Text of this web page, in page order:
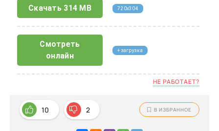
Скачать 314 MB 720x304
Смотреть
онлайн
+ загрузка
НЕ РАБОТАЕТ?
10 2 В ИЗБРАННОЕ